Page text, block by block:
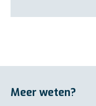
Meer weten?